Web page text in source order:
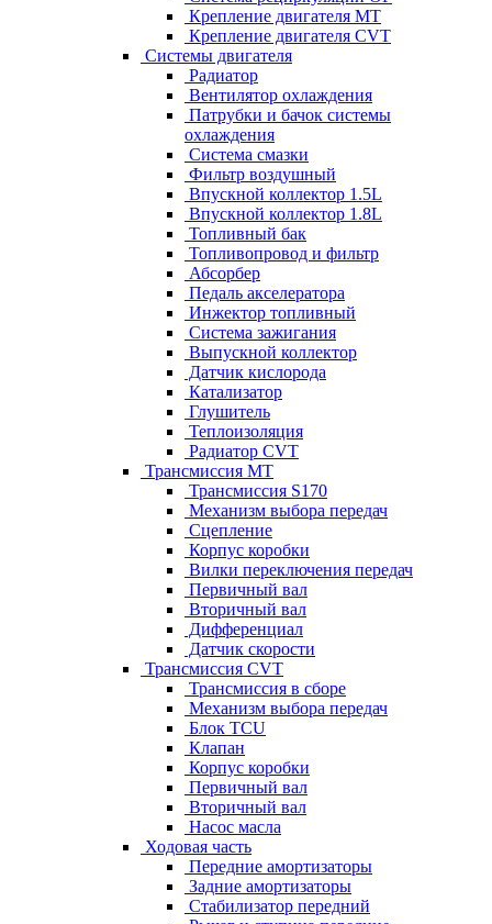
Крепление двигателя MT
Крепление двигателя CVT
Системы двигателя
Радиатор
Вентилятор охлаждения
Патрубки и бачок системы
охлаждения
Система смазки
Фильтр воздушный
Впускной коллектор 1.5L
Впускной коллектор 1.8L
Топливный бак
Топливопровод и фильтр
Абсорбер
Педаль акселератора
Инжектор топливный
Система зажигания
Выпускной коллектор
Датчик кислорода
Катализатор
Глушитель
Теплоизоляция
Радиатор CVT
Трансмиссия MT
Трансмиссия S170
Механизм выбора передач
Сцепление
Корпус коробки
Вилки переключения передач
Первичный вал
Вторичный вал
Дифференциал
Датчик скорости
Трансмиссия CVT
Трансмиссия в сборе
Механизм выбора передач
Блок TCU
Клапан
Корпус коробки
Первичный вал
Вторичный вал
Насос масла
Ходовая часть
Передние амортизаторы
Задние амортизаторы
Стабилизатор передний